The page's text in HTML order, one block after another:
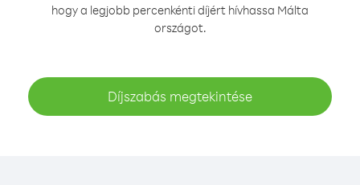
hogy a legjobb percenkénti díjért hívhassa Málta
országot.
Díjszabás megtekintése